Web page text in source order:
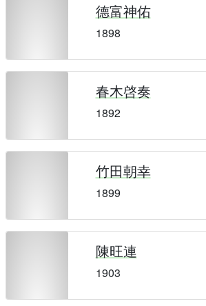
德富神佑
1898
春木啓奏
1892
竹田朝幸
1899
陳旺連
1903